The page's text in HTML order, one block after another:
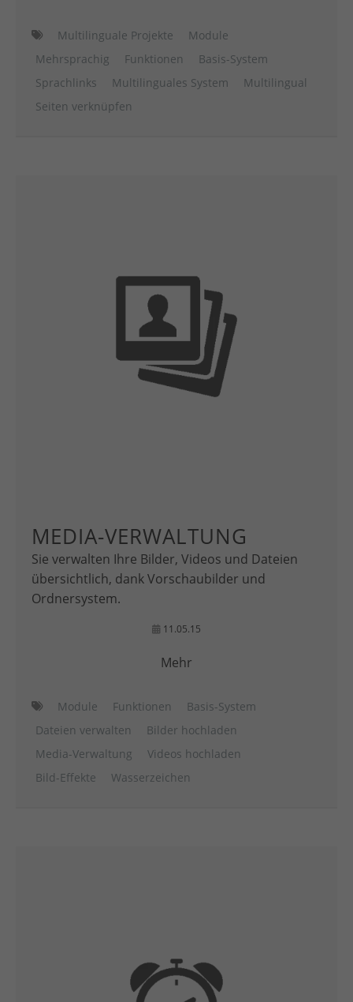
Multilinguale Projekte
Module
Mehrsprachig
Funktionen
Basis-System
Sprachlinks
Multilinguales System
Multilingual
Seiten verknüpfen
MEDIA-VERWALTUNG
Sie verwalten Ihre Bilder, Videos und Dateien
übersichtlich, dank Vorschaubilder und
Ordnersystem.
11.05.15
Mehr
Module Funktionen
Basis-System
Dateien verwalten
Bilder hochladen
Media-Verwaltung
Videos hochladen
Bild-Effekte
Wasserzeichen